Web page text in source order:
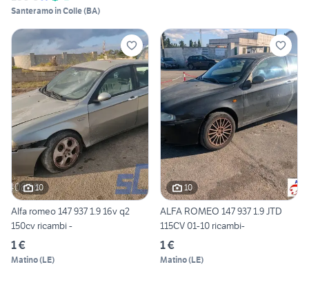
Santeramo in Colle(BA)
10
Alfa romeo 147 937 1.9 16v q2
150cv ricambi -
1 €
Matino(LE)
10
ALFA ROMEO 147 937 1.9 JTD
115CV 01-10 ricambi-
1 €
Matino(LE)